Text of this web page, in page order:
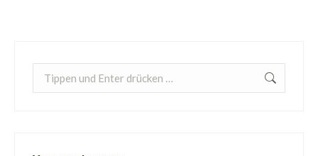
Search: